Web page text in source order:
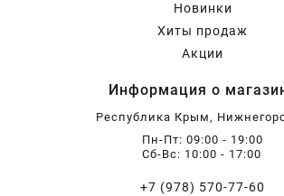
Новинки
Хиты продаж
Акции
Информация о
Республика Крым,
Пн-Пт: 09:00 - 19:00
Сб-Вс: 10:00 - 17:00
+7 (978) 570-77-60